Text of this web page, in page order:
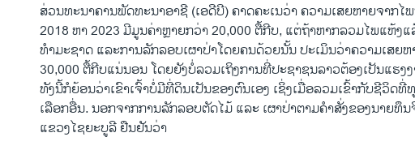
ສ່ວນທະນາຄານພັດທະນາອາຊີ (ເອດີບີ) ຄາດຄະເນວ່າ ຄວາມເສຍຫາຍຈາກໄ
2018 ຫາ 2023 ມີມູນຄ່າຫຼາຍກວ່າ 20,000 ຕື້ກີບ, ແຕ່ຖ້າຫາກລວມໄພແຫ້ງ
ທໍາມະຊາດ ແລະການລັກລອບເຜາປ່າໂດຍຄນດ້ວຍນັ້ນ ປະເມິນວ່າຄວາມເສ
30,000 ຕື້ກີບແນ່ນອນ ໂດຍຍັງບໍ່ລວມເຖິງການທີ່ປະຊາຊນລາວຕ້ອງເປັນແຮງ
ທັງນີ້ກໍຍ້ອນວ່າເຂົາເຈົ້າບໍ່ມີທີ່ດິນເປັນຂອງຕົນເອງ ເຊິ່ງເມື່ອລວມເຂົ້າກັບຊີວິດ
ເລືອກ​ອື່ນ. ນອກຈາກການລັກລອບຕັດໄມ້ ແລະ ເຜາປ່າຕາມຄຳສັ່ງຂອງນາຍທຶ
ແຂວງໄຊຍະບູລີ ຢືນຢັນວ່າ